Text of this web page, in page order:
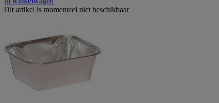
Dit artikel is momenteel niet beschikbaar